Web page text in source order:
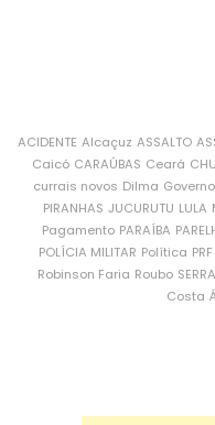
ACIDENTE Alcaçuz ASSALTO
Caicó CARAÚBAS Ceará
currais novos Dilma
PIRANHAS JUCURUTU LULA
Pagamento PARAÍBA
POLÍCIA MILITAR Política PRF
Robinson Faria Roubo
Costa